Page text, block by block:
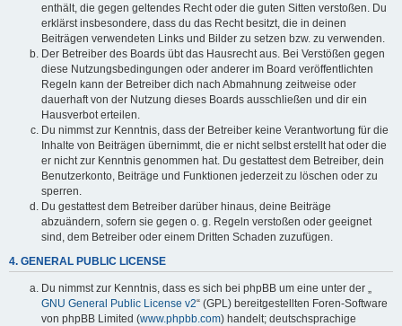
enthält, die gegen geltendes Recht oder die guten Sitten verstoßen. Du
erklärst insbesondere, dass du das Recht besitzt, die in deinen
Beiträgen verwendeten Links und Bilder zu setzen bzw. zu verwenden.
Der Betreiber des Boards übt das Hausrecht aus. Bei Verstößen gegen
diese Nutzungsbedingungen oder anderer im Board veröffentlichten
Regeln kann der Betreiber dich nach Abmahnung zeitweise oder
dauerhaft von der Nutzung dieses Boards ausschließen und dir ein
Hausverbot erteilen.
Du nimmst zur Kenntnis, dass der Betreiber keine Verantwortung für die
Inhalte von Beiträgen übernimmt, die er nicht selbst erstellt hat oder die
er nicht zur Kenntnis genommen hat. Du gestattest dem Betreiber, dein
Benutzerkonto, Beiträge und Funktionen jederzeit zu löschen oder zu
sperren.
Du gestattest dem Betreiber darüber hinaus, deine Beiträge
abzuändern, sofern sie gegen o. g. Regeln verstoßen oder geeignet
sind, dem Betreiber oder einem Dritten Schaden zuzufügen.
4. GENERAL PUBLIC LICENSE
Du nimmst zur Kenntnis, dass es sich bei phpBB um eine unter der „
GNU General Public License v2“ (GPL) bereitgestellten Foren-Software
von phpBB Limited (www.phpbb.com) handelt; deutschsprachige